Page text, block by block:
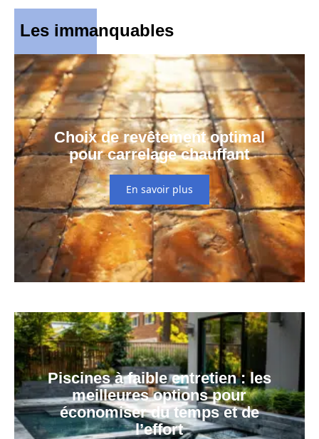
Les immanquables
Choix de revêtement optimal
pour carrelage chauffant
En savoir plus
Piscines à faible entretien : les
meilleures options pour
économiser du temps et de
l’effort